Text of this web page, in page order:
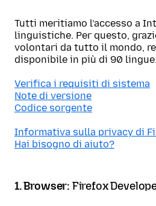
Tutti meritiamo l’accesso a
linguistiche. Per questo,
volontari da tutto il mondo,
disponibile in più di 90 lingue.
Verifica i requisiti di sistema
Note di versione
Codice sorgente
Informativa sulla privacy di
Hai bisogno di aiuto?
1. Browser: Firefox